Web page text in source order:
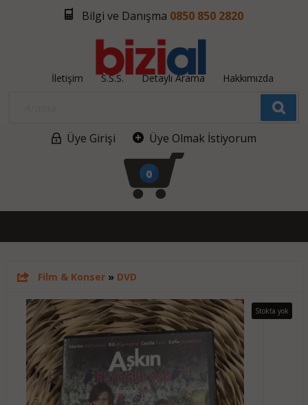
Bilgi ve Danışma 0850 850 2820
İletişim S.S.S. Detaylı Arama Hakkımızda
Üye Girişi Üye Olmak İstiyorum
0
Film & Konser» DVD
Stokta yok